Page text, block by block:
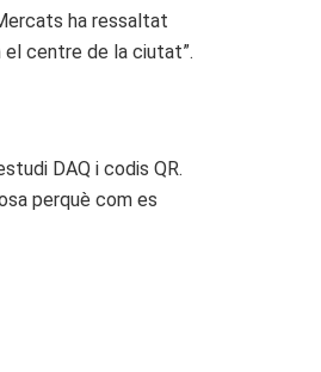
ha ressaltat
el centre de la ciutat”.
DAQ i codis QR.
perquè com es